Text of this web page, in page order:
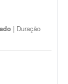
| Duração